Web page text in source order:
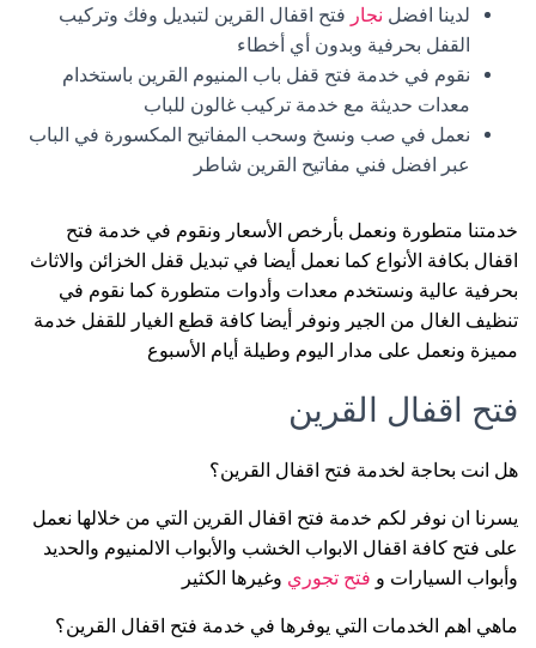
لدينا افضل نجار فتح اقفال القرين لتبديل وفك وتركيب
القفل بحرفية وبدون أي أخطاء
نقوم في خدمة فتح قفل باب المنيوم القرين باستخدام
معدات حديثة مع خدمة تركيب غالون للباب
نعمل في صب ونسخ وسحب المفاتيح المكسورة في الباب
عبر افضل فني مفاتيح القرين شاطر
خدمتنا متطورة ونعمل بأرخص الأسعار ونقوم في خدمة فتح
اقفال بكافة الأنواع كما نعمل أيضا في تبديل قفل الخزائن والاثاث
بحرفية عالية ونستخدم معدات وأدوات متطورة كما نقوم في
تنظيف الغال من الجير ونوفر أيضا كافة قطع الغيار للقفل خدمة
مميزة ونعمل على مدار اليوم وطيلة أيام الأسبوع
فتح اقفال القرين
هل انت بحاجة لخدمة فتح اقفال القرين؟
يسرنا ان نوفر لكم خدمة فتح اقفال القرين التي من خلالها نعمل
على فتح كافة اقفال الابواب الخشب والأبواب الالمنيوم والحديد
وأبواب السيارات و فتح تجوري وغيرها الكثير
ماهي اهم الخدمات التي يوفرها في خدمة فتح اقفال القرين؟